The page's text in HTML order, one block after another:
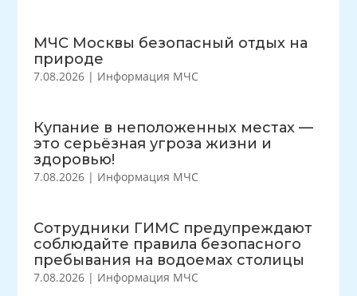
МЧС Москвы безопасный отдых на
природе
7.08.2026 | Информация МЧС
Купание в неположенных местах —
это серьёзная угроза жизни и
здоровью!
7.08.2026 | Информация МЧС
Сотрудники ГИМС предупреждают
соблюдайте правила безопасного
пребывания на водоемах столицы
7.08.2026 | Информация МЧС